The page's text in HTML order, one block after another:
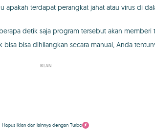
apakah terdapat perangkat jahat atau virus di
detik saja program tersebut akan
bisa dihilangkan secara manual, Anda
IKLAN
Hapus iklan dan lainnya dengan Turbo